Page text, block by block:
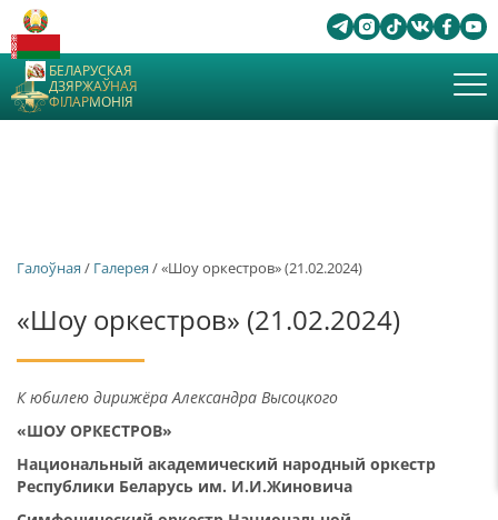
БЕЛАРУСКАЯ
ДЗЯРЖАЎНАЯ
ФІЛАРМОНІЯ
Галоўная / Галерея / «Шоу оркестров» (21.02.2024)
«Шоу оркестров» (21.02.2024)
К юбилею дирижёра Александра Высоцкого
«ШОУ ОРКЕСТРОВ»
Национальный академический народный оркестр
Республики Беларусь им. И.И.Жиновича